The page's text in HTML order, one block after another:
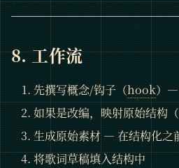
8. 工作流
先撰写概念/钩子（hook）—
如果是改编，映射原始结构
生成原始素材 — 在结构化之
将歌词草稿填入结构中